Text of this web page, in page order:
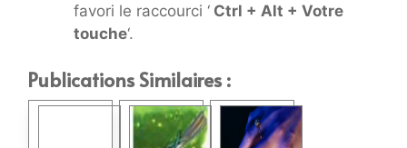
favori le raccourci ‘ Ctrl + Alt + Votre
touche‘.
Publications Similaires :